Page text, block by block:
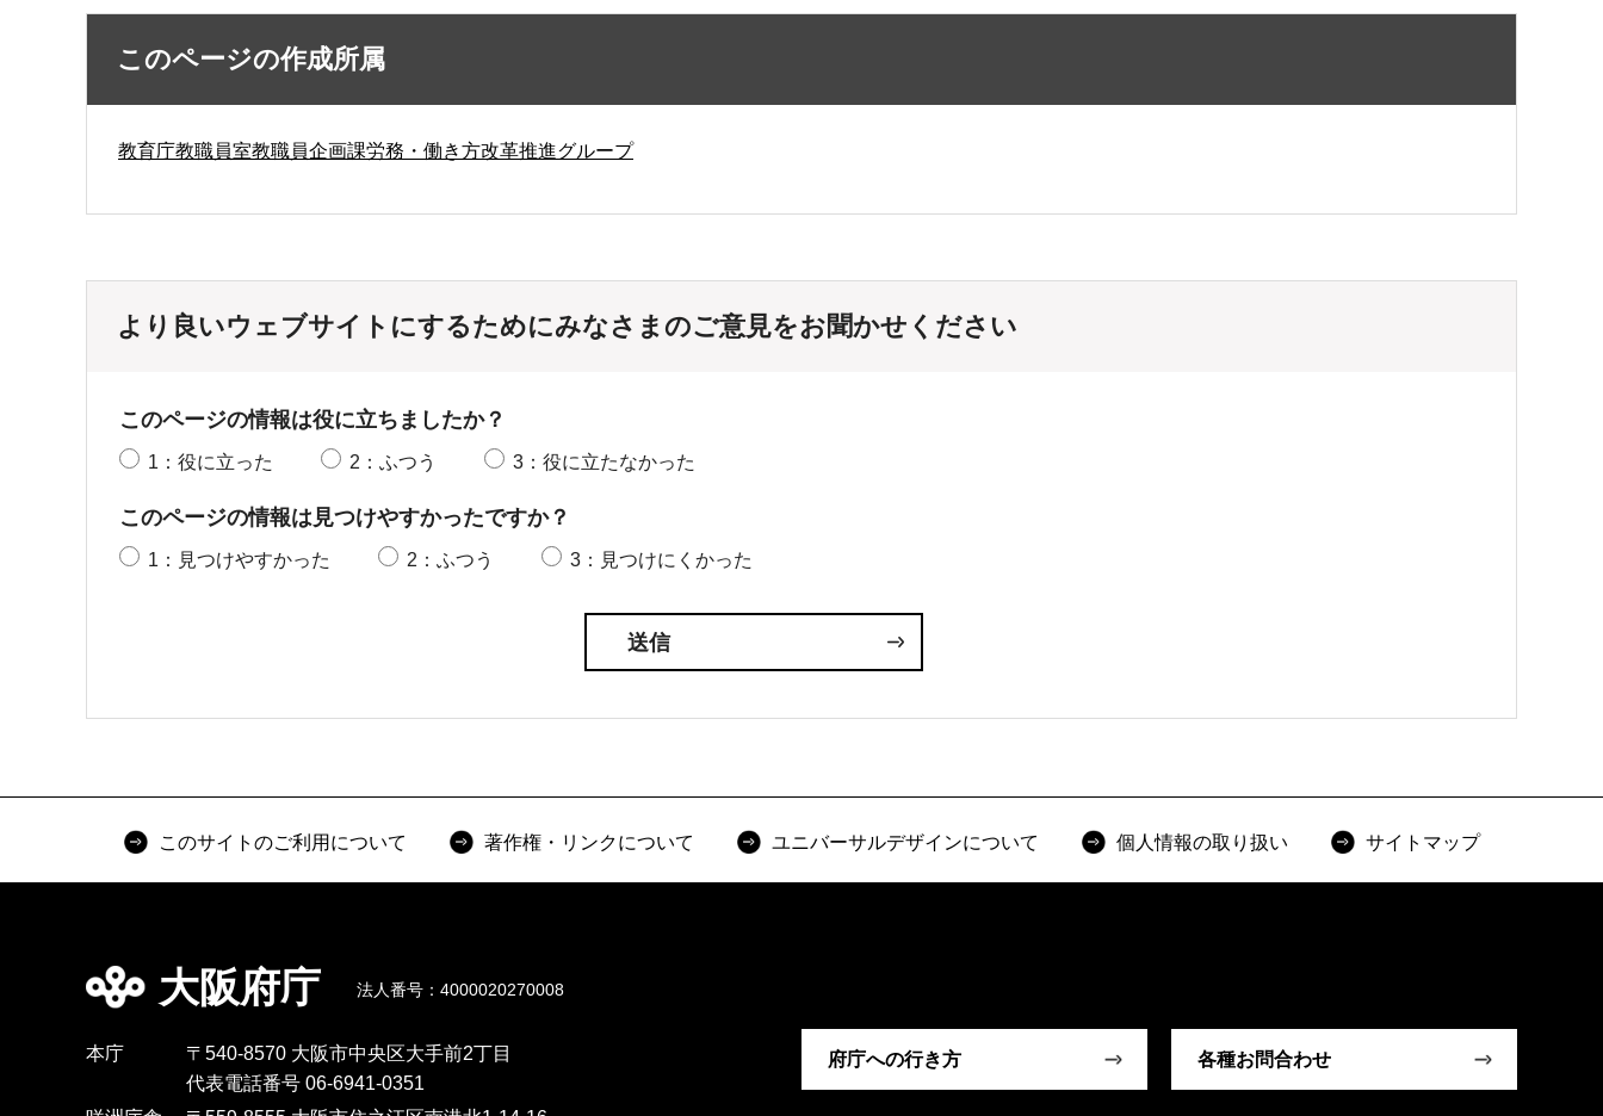
このページの作成所属
教育庁教職員室教職員企画課労務・働き方改革推進グループ
より良いウェブサイトにするためにみなさまのご意見をお聞かせください
このページの情報は役に立ちましたか？
1：役に立った 2：ふつう 3：役に立たなかった
このページの情報は見つけやすかったですか？
1：見つけやすかった 2：ふつう 3：見つけにくかった
このサイトのご利用について 著作権・リンクについて ユニバーサルデザインについて 個人情報の取り扱い サイトマップ
大阪府庁 法人番号：4000020270008
本庁
〒540-8570 大阪市中央区大手前2丁目
代表電話番号 06-6941-0351
府庁への行き方 各種お問合わせ